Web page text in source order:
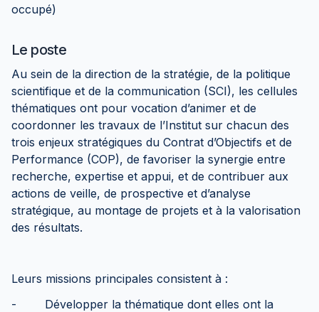
occupé)
Le poste
Au sein de la direction de la stratégie, de la politique
scientifique et de la communication (SCI), les cellules
thématiques ont pour vocation d’animer et de
coordonner les travaux de l’Institut sur chacun des
trois enjeux stratégiques du Contrat d’Objectifs et de
Performance (COP), de favoriser la synergie entre
recherche, expertise et appui, et de contribuer aux
actions de veille, de prospective et d’analyse
stratégique, au montage de projets et à la valorisation
des résultats.
Leurs missions principales consistent à :
- Développer la thématique dont elles ont la